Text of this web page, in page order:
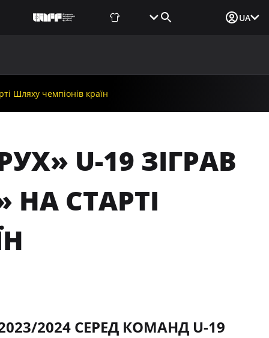
UA
Шляху чемпіонів країн
U-19 ЗІГРАВ
СТАРТІ
2024 СЕРЕД КОМАНД U-19